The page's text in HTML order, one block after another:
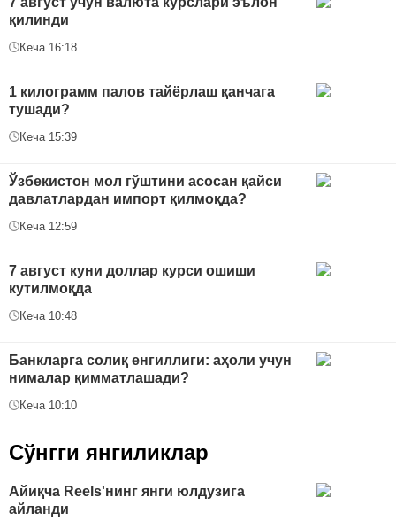
қилинди
Кеча 16:18
1 килограмм палов тайёрлаш қанчага
тушади?
Кеча 15:39
Ўзбекистон мол гўштини асосан қайси
давлатлардан импорт қилмоқда?
Кеча 12:59
7 август куни доллар курси ошиши
кутилмоқда
Кеча 10:48
Банкларга солиқ енгиллиги: аҳоли учун
нималар қимматлашади?
Кеча 10:10
Сўнгги янгиликлар
Айиқча Reels'нинг янги юлдузига
айланди